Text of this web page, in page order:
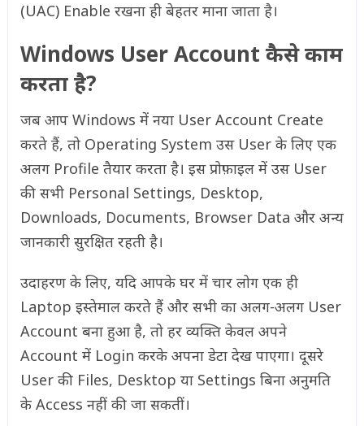
(UAC) Enable रखना ही बेहतर माना जाता है।
Windows User Account कैसे काम
करता है?
जब आप Windows में नया User Account Create
करते हैं, तो Operating System उस User के लिए एक
अलग Profile तैयार करता है। इस प्रोफ़ाइल में उस User
की सभी Personal Settings, Desktop,
Downloads, Documents, Browser Data और अन्य
जानकारी सुरक्षित रहती है।
उदाहरण के लिए, यदि आपके घर में चार लोग एक ही
Laptop इस्तेमाल करते हैं और सभी का अलग-अलग User
Account बना हुआ है, तो हर व्यक्ति केवल अपने
Account में Login करके अपना डेटा देख पाएगा। दूसरे
User की Files, Desktop या Settings बिना अनुमति
के Access नहीं की जा सकतीं।